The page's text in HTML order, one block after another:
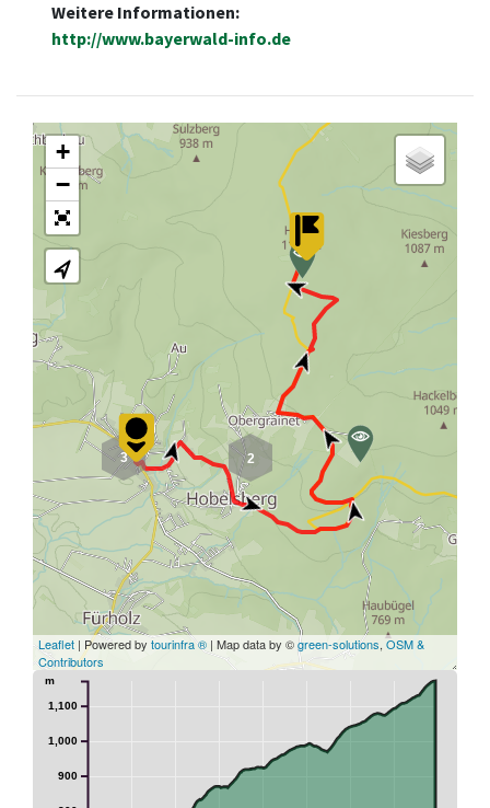
Weitere Informationen:
http://www.bayerwald-info.de
2
3
+
−
Leaflet | Powered by tourinfra ® | Map data by ©green-solutions,OSM &
Contributors
900
1,000
1,100
m